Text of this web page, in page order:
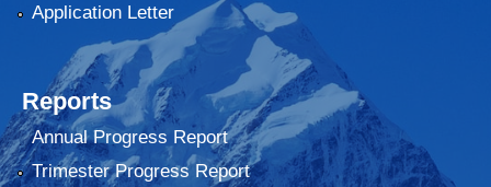
Application Letter
Reports
Annual Progress Report
Trimester Progress Report